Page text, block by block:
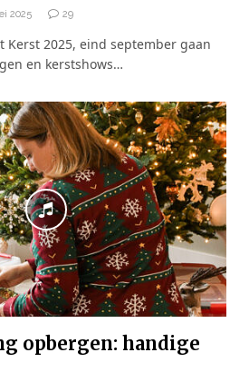
2025 29
Kerst 2025, eind september gaan
en kerstshows…
opbergen: handige